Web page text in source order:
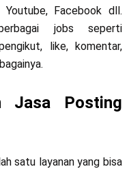
Facebook dll.
jobs seperti
like, komentar,
Jasa Posting
satu layanan yang bisa